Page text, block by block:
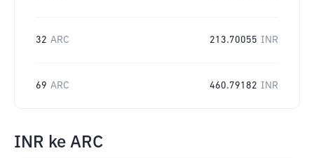
32 ARC 213.70055 INR
69 ARC 460.79182 INR
INR ke ARC